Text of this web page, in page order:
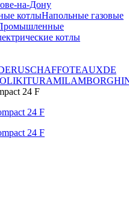
на-Дону
котлыНапольные газовые
котлы
CHAFFOTEAUXDE
KITURAMI
24 F